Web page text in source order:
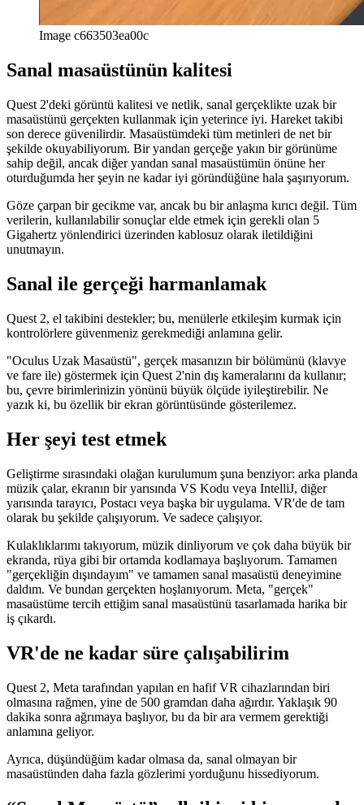
Sanal masaüstünün kalitesi
Quest 2'deki görüntü kalitesi ve netlik, sanal gerçeklikte uzak bir
masaüstünü gerçekten kullanmak için yeterince iyi. Hareket takibi
son derece güvenilirdir. Masaüstümdeki tüm metinleri de net bir
şekilde okuyabiliyorum. Bir yandan gerçeğe yakın bir görünüme
sahip değil, ancak diğer yandan sanal masaüstümün önüne her
oturduğumda her şeyin ne kadar iyi göründüğüne hala şaşırıyorum.
Göze çarpan bir gecikme var, ancak bu bir anlaşma kırıcı değil. Tüm
Gigahertz yönlendirici üzerinden kablosuz olarak iletildiğini
Sanal ile gerçeği harmanlamak
Quest 2, el takibini destekler; bu, menülerle etkileşim kurmak için
kontrolörlere güvenmeniz gerekmediği anlamına gelir.
"Oculus Uzak Masaüstü", gerçek masanızın bir bölümünü (klavye
bu, çevre birimlerinizin yönünü büyük ölçüde iyileştirebilir. Ne
Her şeyi test etmek
Geliştirme sırasındaki olağan kurulumum şuna benziyor: arka planda
müzik çalar, ekranın bir yarısında VS Kodu veya IntelliJ, diğer
yarısında tarayıcı, Postacı veya başka bir uygulama. VR'de de tam
olarak bu şekilde çalışıyorum. Ve sadece çalışıyor.
Kulaklıklarımı takıyorum, müzik dinliyorum ve çok daha büyük bir
ekranda, rüya gibi bir ortamda kodlamaya başlıyorum. Tamamen
"gerçekliğin dışındayım" ve tamamen sanal masaüstü deneyimine
masaüstüme tercih ettiğim sanal masaüstünü tasarlamada harika bir
VR'de ne kadar süre çalışabilirim
Quest 2, Meta tarafından yapılan en hafif VR cihazlarından biri
olmasına rağmen, yine de 500 gramdan daha ağırdır. Yaklaşık 90
dakika sonra ağrımaya başlıyor, bu da bir ara vermem gerektiği